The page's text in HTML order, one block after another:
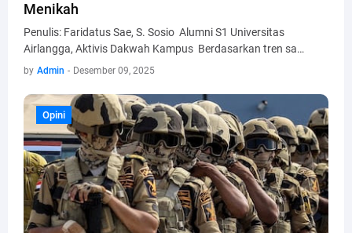
Menikah
Penulis: Faridatus Sae, S. Sosio Alumni S1 Universitas
Airlangga, Aktivis Dakwah Kampus Berdasarkan tren sa…
by Admin - Desember 09, 2025
Opini
Opini